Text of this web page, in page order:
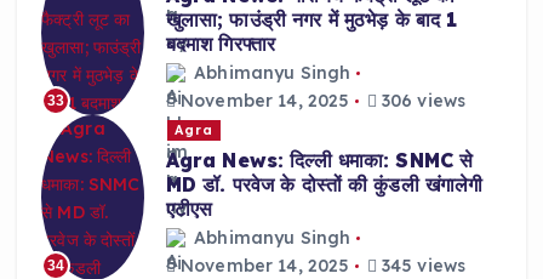
33
खुलासा; फाउंड्री नगर में मुठभेड़ के बाद 1
बदमाश गिरफ्तार
Abhimanyu Singh
November 14, 2025
306 views
34
Agra
Agra News: दिल्ली धमाका: SNMC से
MD डॉ. परवेज के दोस्तों की कुंडली खंगालेगी
एटीएस
Abhimanyu Singh
November 14, 2025
345 views